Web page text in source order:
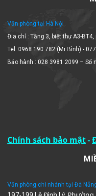
Văn phòng tại Hà Nội
Địa chỉ : Tầng 3, biệt thự A3-BT4,
Tel: 0968 190 782 (Mr Bình) -
Bảo hành : 028 3981 2099 – Số
Chính sách bảo mật
197-199 Lê Đình Lý,Phường